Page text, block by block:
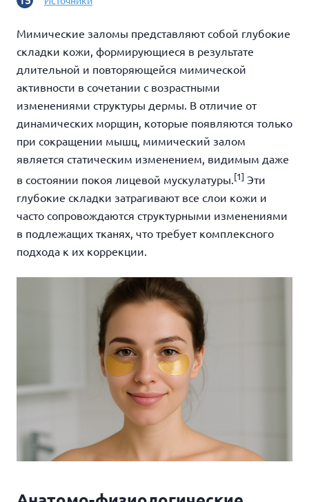
Мимические заломы представляют собой глубокие
складки кожи, формирующиеся в результате
длительной и повторяющейся мимической
активности в сочетании с возрастными
изменениями структуры дермы. В отличие от
динамических морщин, которые появляются только
при сокращении мышц, мимический залом
является статическим изменением, видимым даже
в состоянии покоя лицевой мускулатуры. [1] Эти
глубокие складки затрагивают все слои кожи и
часто сопровождаются структурными изменениями
в подлежащих тканях, что требует комплексного
подхода к их коррекции.